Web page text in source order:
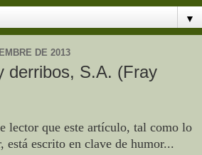
▼
DE 2013
derribos, S.A. (Fray
lector que este artículo, tal como lo
escrito en clave de humor...